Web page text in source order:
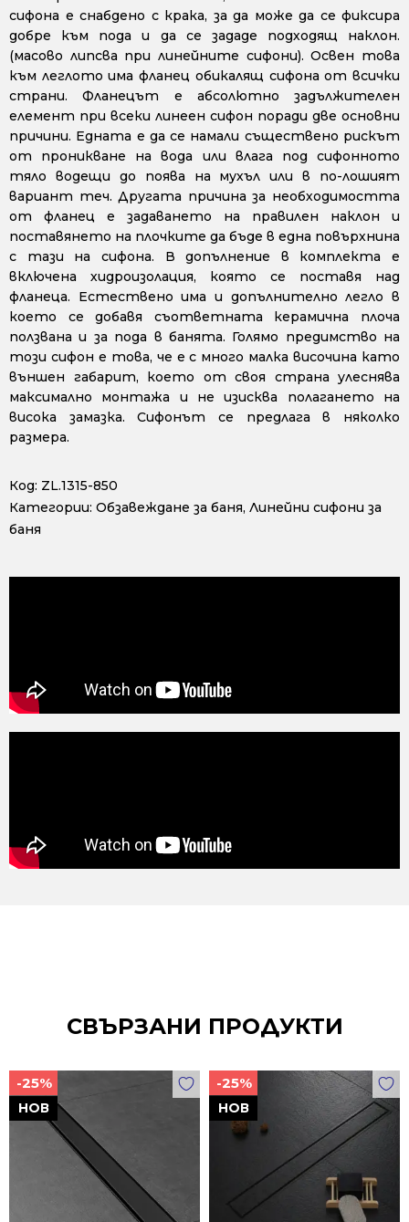
сифона е снабдено с крака, за да може да се фиксира
добре към пода и да се зададе подходящ наклон.
(масово липсва при линейните сифони). Освен това
към леглото има фланец обикалящ сифона от всички
страни. Фланецът е абсолютно задължителен
елемент при всеки линеен сифон поради две основни
причини. Едната е да се намали съществено рискът
от проникване на вода или влага под сифонното
тяло водещи до поява на мухъл или в по-лошият
вариант теч. Другата причина за необходимостта
от фланец е задаването на правилен наклон и
поставянето на плочките да бъде в една повърхнина
с тази на сифона. В допълнение в комплекта е
включена хидроизолация, която се поставя над
фланеца. Естествено има и допълнително легло в
което се добавя съответната керамична плоча
ползвана и за пода в банята. Голямо предимство на
този сифон е това, че е с много малка височина като
външен габарит, което от своя страна улеснява
максимално монтажа и не изисква полагането на
висока замазка. Сифонът се предлага в няколко
размера.
Код: ZL.1315-850
Категории: Обзавеждане за баня, Линейни сифони за
баня
СВЪРЗАНИ ПРОДУКТИ
НОВ
-25%
НОВ
-25%